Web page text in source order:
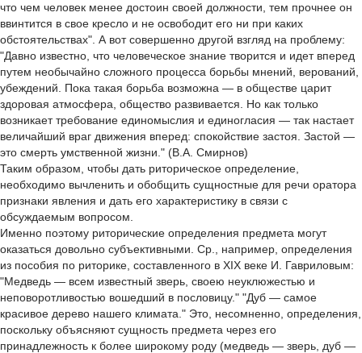
что чем человек менее достоин своей должности, тем прочнее он
ввинтится в свое кресло и не освободит его ни при каких
обстоятельствах". А вот совершенно другой взгляд на проблему:
"Давно известно, что человеческое знание творится и идет вперед
путем необычайно сложного процесса борьбы мнений, верований,
убеждений. Пока такая борьба возможна — в обществе царит
здоровая атмосфера, общество развивается. Но как только
возникает требование единомыслия и единогласия — так настает
величайший враг движения вперед: спокойствие застоя. Застой —
это смерть умственной жизни." (В.А. Смирнов)
Таким образом, чтобы дать риторическое определение,
необходимо вычленить и обобщить сущностные для речи оратора
признаки явления и дать его характеристику в связи с
обсуждаемым вопросом.
Именно поэтому риторические определения предмета могут
оказаться довольно субъективными. Ср., например, определения
из пособия по риторике, составленного в XIX веке И. Гавриловым:
"Медведь — всем известный зверь, своею неуклюжестью и
неповоротливостью вошедший в пословицу." "Дуб — самое
красивое дерево нашего климата." Это, несомненно, определения,
поскольку объясняют сущность предмета через его
принадлежность к более широкому роду (медведь — зверь, дуб —